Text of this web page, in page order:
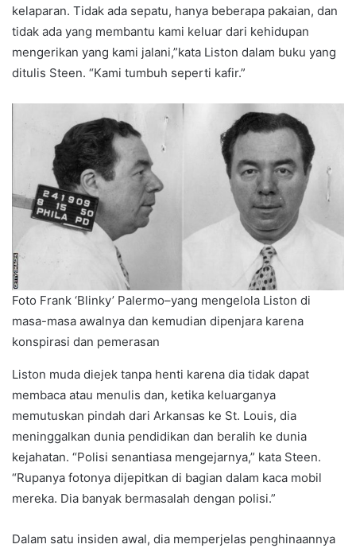
kelaparan. Tidak ada sepatu, hanya beberapa pakaian, dan
tidak ada yang membantu kami keluar dari kehidupan
mengerikan yang kami jalani,”kata Liston dalam buku yang
ditulis Steen. “Kami tumbuh seperti kafir.”
Foto Frank ‘Blinky’ Palermo–yang mengelola Liston di
masa-masa awalnya dan kemudian dipenjara karena
konspirasi dan pemerasan
Liston muda diejek tanpa henti karena dia tidak dapat
membaca atau menulis dan, ketika keluarganya
memutuskan pindah dari Arkansas ke St. Louis, dia
meninggalkan dunia pendidikan dan beralih ke dunia
kejahatan. “Polisi senantiasa mengejarnya,” kata Steen.
“Rupanya fotonya dijepitkan di bagian dalam kaca mobil
mereka. Dia banyak bermasalah dengan polisi.”
Dalam satu insiden awal, dia memperjelas penghinaannya